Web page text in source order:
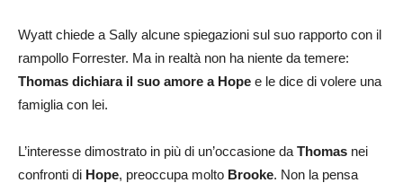
Wyatt chiede a Sally alcune spiegazioni sul suo rapporto con il
rampollo Forrester. Ma in realtà non ha niente da temere:
Thomas dichiara il suo amore a Hope e le dice di volere una
famiglia con lei.
L’interesse dimostrato in più di un’occasione da Thomas nei
confronti di Hope, preoccupa molto Brooke. Non la pensa